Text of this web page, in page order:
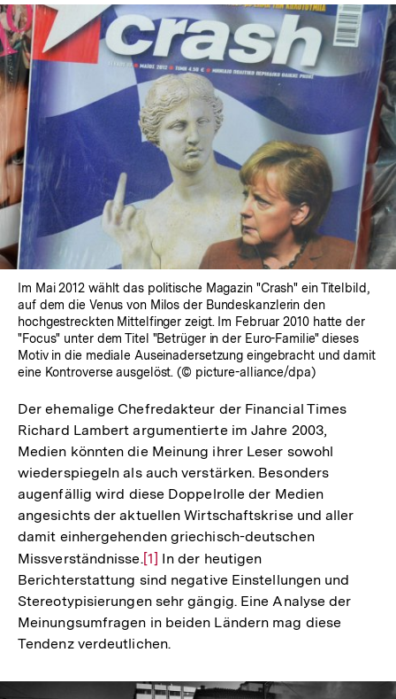
Im Mai 2012 wählt das politische Magazin "Crash" ein Titelbild,
auf dem die Venus von Milos der Bundeskanzlerin den
hochgestreckten Mittelfinger zeigt. Im Februar 2010 hatte der
"Focus" unter dem Titel "Betrüger in der Euro-Familie" dieses
Motiv in die mediale Auseinadersetzung eingebracht und damit
eine Kontroverse ausgelöst. (© picture-alliance/dpa)
Der ehemalige Chefredakteur der Financial Times
Richard Lambert argumentierte im Jahre 2003,
Medien könnten die Meinung ihrer Leser sowohl
wiederspiegeln als auch verstärken. Besonders
augenfällig wird diese Doppelrolle der Medien
angesichts der aktuellen Wirtschaftskrise und aller
damit einhergehenden griechisch-deutschen
Missverständnisse.Zur
Auflösung
der
Fußnote
[1] In der heutigen
Berichterstattung sind negative Einstellungen und
Stereotypisierungen sehr gängig. Eine Analyse der
Meinungsumfragen in beiden Ländern mag diese
Tendenz verdeutlichen.